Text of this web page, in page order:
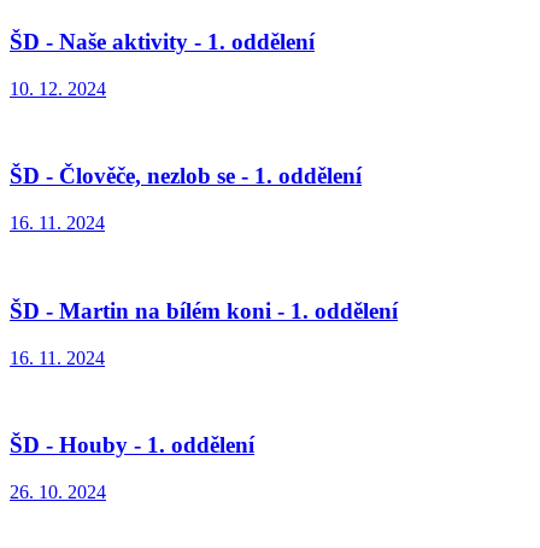
ŠD - Naše aktivity - 1. oddělení
10. 12. 2024
ŠD - Člověče, nezlob se - 1. oddělení
16. 11. 2024
ŠD - Martin na bílém koni - 1. oddělení
16. 11. 2024
ŠD - Houby - 1. oddělení
26. 10. 2024